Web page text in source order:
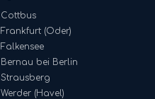
Cottbus
Frankfurt (Oder)
Falkensee
Bernau bei Berlin
Strausberg
Werder (Havel)